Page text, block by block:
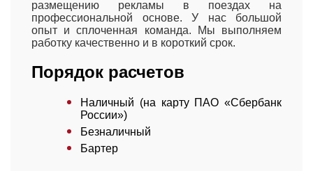
размещению рекламы в поездах на
профессиональной основе. У нас большой
опыт и сплоченная команда. Мы выполняем
работку качественно и в короткий срок.
Порядок расчетов
Наличный (на карту ПАО «Сбербанк
России»)
Безналичный
Бартер